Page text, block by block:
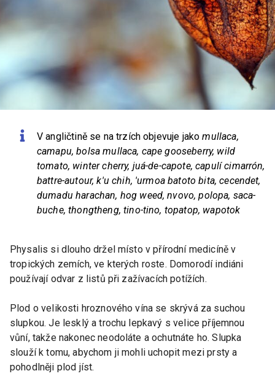
V angličtině se na trzích objevuje jakomullaca,
camapu, bolsa mullaca, cape gooseberry, wild
tomato, winter cherry, juá-de-capote, capulí cimarrón,
battre-autour, k'u chih, 'urmoa batoto bita, cecendet,
dumadu harachan, hog weed, nvovo, polopa, saca-
buche, thongtheng, tino-tino, topatop, wapotok
Physalis si dlouho držel místo v přírodní medicíně v
tropických zemích, ve kterých roste. Domorodí indiáni
používají odvar z listů při zažívacích potížích.
Plod o velikosti hroznového vína se skrývá za suchou
slupkou. Je lesklý a trochu lepkavý s velice příjemnou
vůní, takže nakonec neodoláte a ochutnáte ho. Slupka
slouží k tomu, abychom ji mohli uchopit mezi prsty a
pohodlněji plod jíst.